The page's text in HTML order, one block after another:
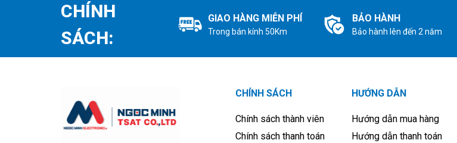
CHÍNH
SÁCH:
GIAO HÀNG MIỄN PHÍ
Trong bán kính 50Km
BẢO HÀNH
Bảo hành lên đến 2 năm
CHÍNH SÁCH
Chính sách thành viên
Chính sách thanh toán
HƯỚNG DẪN
Hướng dẫn mua hàng
Hướng dẫn thanh toán